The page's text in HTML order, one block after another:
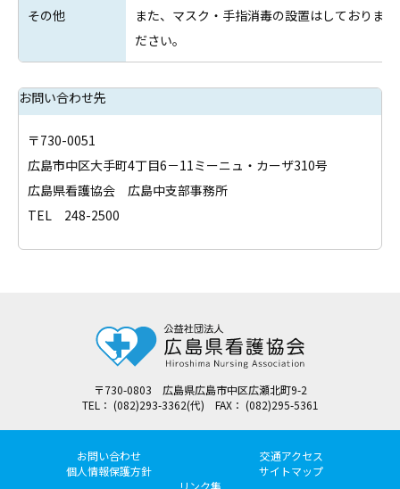
その他
また、マスク・手指消毒の設置はしておりま
ださい。
お問い合わせ先
〒730-0051
広島市中区大手町4丁目6－11ミーニュ・カーザ310号
広島県看護協会 広島中支部事務所
TEL 248-2500
〒730-0803 広島県広島市中区広瀬北町9-2
TEL： (082)293-3362(代) FAX： (082)295-5361
お問い合わせ
交通アクセス
個人情報保護方針
サイトマップ
リンク集